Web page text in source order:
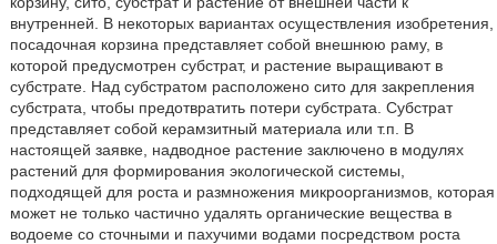
внутренней. В некоторых вариантах осуществления изобретения,
посадочная корзина представляет собой внешнюю раму, в
которой предусмотрен субстрат, и растение выращивают в
субстрате. Над субстратом расположено сито для закрепления
субстрата, чтобы предотвратить потери субстрата. Субстрат
представляет собой керамзитный материала или т.п. В
настоящей заявке, надводное растение заключено в модулях
растений для формирования экологической системы,
подходящей для роста и размножения микроорганизмов, которая
может не только частично удалять органические вещества в
водоеме со сточными и пахучими водами посредством роста